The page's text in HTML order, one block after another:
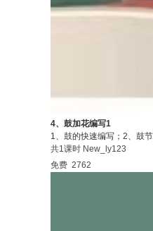
4、鼓加花编写1
1、鼓的快速编写；2、鼓
共1课时 New_ly123
免费 2762